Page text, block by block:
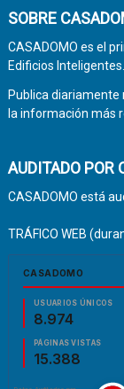
SOBRE
CASADOMO es el
Edificios Inteligentes.
Publica diariamente
la información más
AUDITADO POR
CASADOMO está
TRÁFICO WEB